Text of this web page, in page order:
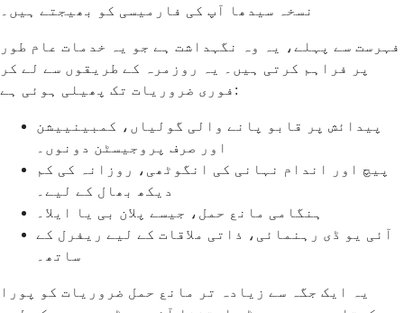
نسخہ سیدھا آپ کی فارمیسی کو بھیجتے ہیں۔
فہرست سے پہلے، یہ وہ نگہداشت ہے جو یہ خدمات عام طور
پر فراہم کرتی ہیں۔ یہ روزمرہ کے طریقوں سے لے کر
فوری ضروریات تک پھیلی ہوئی ہے:
پیدائش پر قابو پانے والی گولیاں، کمبینییشن
اور صرف پروجیسٹن دونوں۔
پیچ اور اندام نہانی کی انگوٹھی، روزانہ کی کم
دیکھ بھال کے لیے۔
ہنگامی مانع حمل، جیسے پلان بی یا ایلا۔
آئی یو ڈی رہنمائی، ذاتی ملاقات کے لیے ریفرل کے
ساتھ۔
یہ ایک جگہ سے زیادہ تر مانع حمل ضروریات کو پورا